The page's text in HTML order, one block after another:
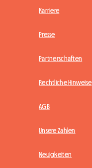
Karriere
Presse
Partnerschaften
Rechtliche Hinweise
AGB
Unsere Zahlen
Neuigkeiten